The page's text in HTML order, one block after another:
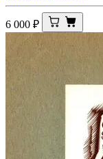
6 000 ₽